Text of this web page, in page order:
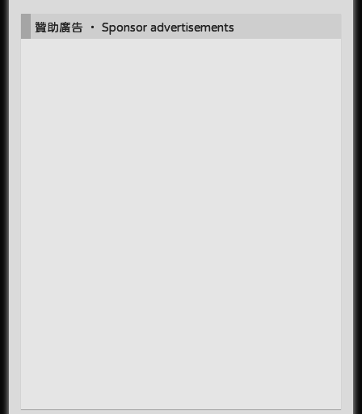
贊助廣告 ‧ Sponsor advertisements